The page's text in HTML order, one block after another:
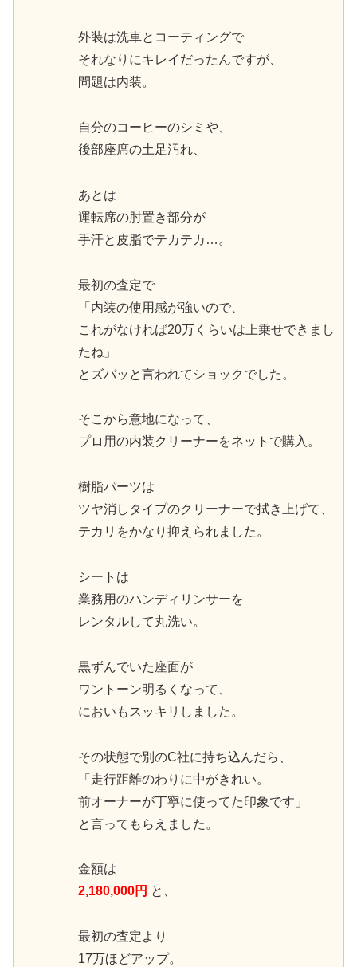
外装は洗車とコーティングで
それなりにキレイだったんですが、
問題は内装。
自分のコーヒーのシミや、
後部座席の土足汚れ、
あとは
運転席の肘置き部分が
手汗と皮脂でテカテカ…。
最初の査定で
「内装の使用感が強いので、
これがなければ20万くらいは上乗せできまし
たね」
とズバッと言われてショックでした。
そこから意地になって、
プロ用の内装クリーナーをネットで購入。
樹脂パーツは
ツヤ消しタイプのクリーナーで拭き上げて、
テカリをかなり抑えられました。
シートは
業務用のハンディリンサーを
レンタルして丸洗い。
黒ずんでいた座面が
ワントーン明るくなって、
においもスッキリしました。
その状態で別のC社に持ち込んだら、
「走行距離のわりに中がきれい。
前オーナーが丁寧に使ってた印象です」
と言ってもらえました。
金額は
2,180,000円 と、
最初の査定より
17万ほどアップ。